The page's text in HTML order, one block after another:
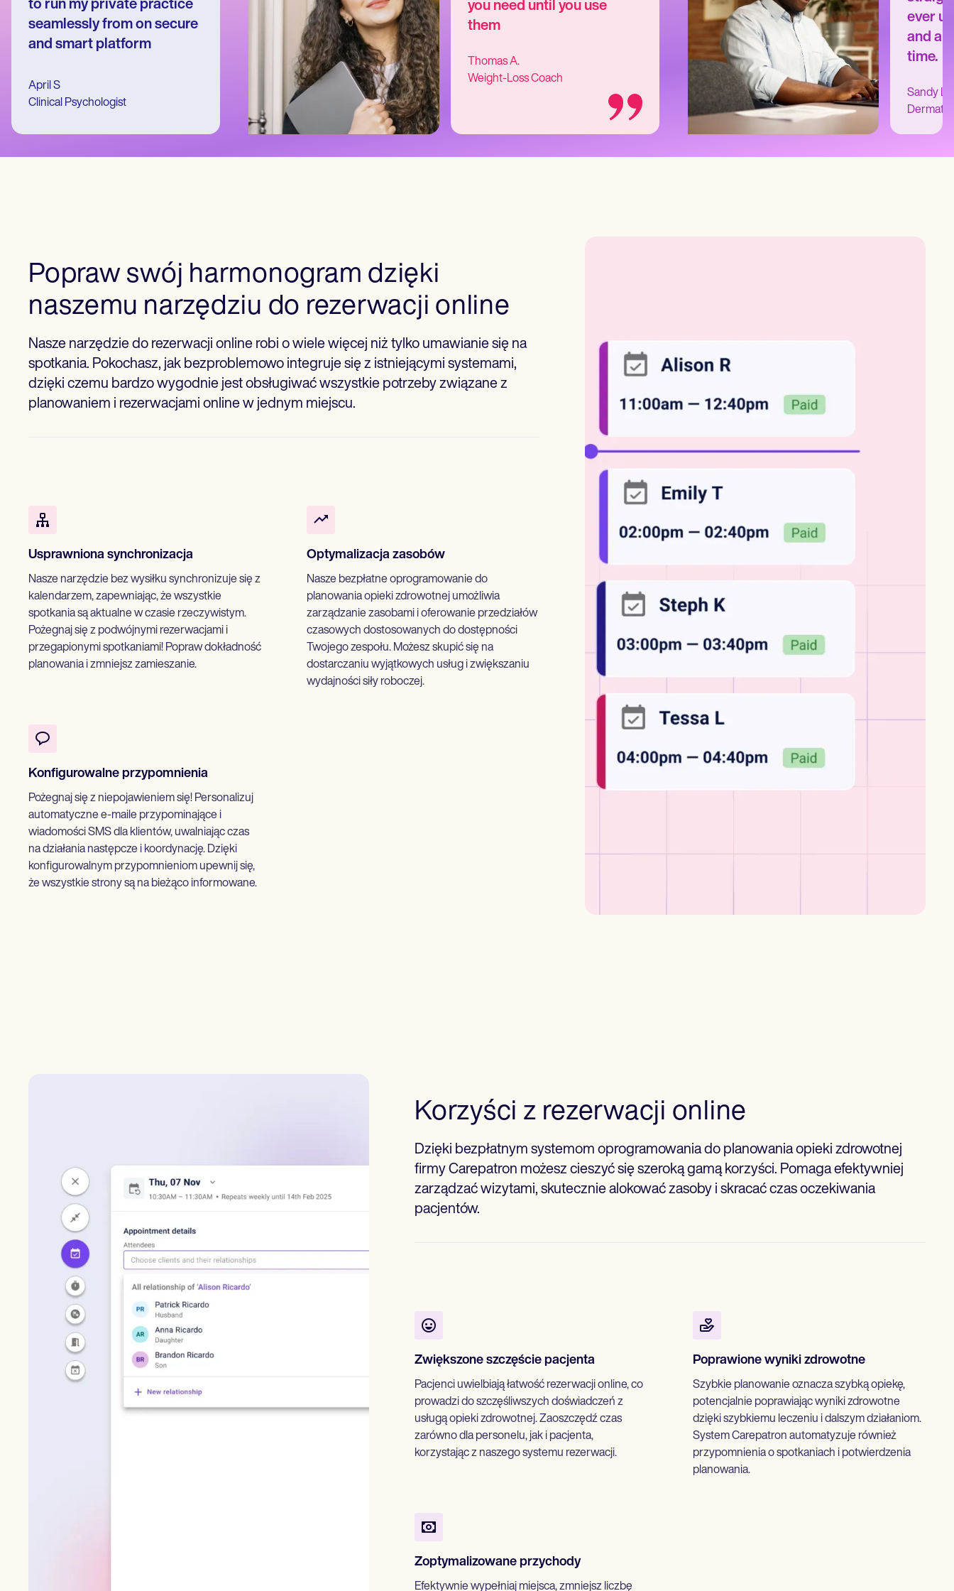
Demos
Training Hub
Become a Partner
Pricing
Login
to run my private practice
seamlessly from on secure
and smart platform
April S
Clinical Psychologist
you need until you use
them
Thomas A.
Weight-Loss Coach
ever
and
time.
Sandy L.
Popraw swój harmonogram dzięki
naszemu narzędziu do rezerwacji online
Nasze narzędzie do rezerwacji online robi o wiele więcej niż tylko umawianie się na
spotkania. Pokochasz, jak bezproblemowo integruje się z istniejącymi systemami,
dzięki czemu bardzo wygodnie jest obsługiwać wszystkie potrzeby związane z
planowaniem i rezerwacjami online w jednym miejscu.
Usprawniona synchronizacja
Nasze narzędzie bez wysiłku synchronizuje się z
kalendarzem, zapewniając, że wszystkie
spotkania są aktualne w czasie rzeczywistym.
Pożegnaj się z podwójnymi rezerwacjami i
przegapionymi spotkaniami! Popraw dokładność
planowania i zmniejsz zamieszanie.
Optymalizacja zasobów
Nasze bezpłatne oprogramowanie do
planowania opieki zdrowotnej umożliwia
zarządzanie zasobami i oferowanie przedziałów
czasowych dostosowanych do dostępności
Twojego zespołu. Możesz skupić się na
dostarczaniu wyjątkowych usług i zwiększaniu
wydajności siły roboczej.
Konfigurowalne przypomnienia
Pożegnaj się z niepojawieniem się! Personalizuj
automatyczne e-maile przypominające i
wiadomości SMS dla klientów, uwalniając czas
na działania następcze i koordynację. Dzięki
konfigurowalnym przypomnieniom upewnij się,
że wszystkie strony są na bieżąco informowane.
Korzyści z rezerwacji online
Dzięki bezpłatnym systemom oprogramowania do planowania opieki zdrowotnej
firmy Carepatron możesz cieszyć się szeroką gamą korzyści. Pomaga efektywniej
zarządzać wizytami, skutecznie alokować zasoby i skracać czas oczekiwania
pacjentów.
Zwiększone szczęście pacjenta
Pacjenci uwielbiają łatwość rezerwacji online, co
prowadzi do szczęśliwszych doświadczeń z
usługą opieki zdrowotnej. Zaoszczędź czas
zarówno dla personelu, jak i pacjenta,
korzystając z naszego systemu rezerwacji.
Poprawione wyniki zdrowotne
Szybkie planowanie oznacza szybką opiekę,
potencjalnie poprawiając wyniki zdrowotne
dzięki szybkiemu leczeniu i dalszym działaniom.
System Carepatron automatyzuje również
przypomnienia o spotkaniach i potwierdzenia
planowania.
Zoptymalizowane przychody
Efektywnie wypełniaj miejsca, zmniejsz liczbę